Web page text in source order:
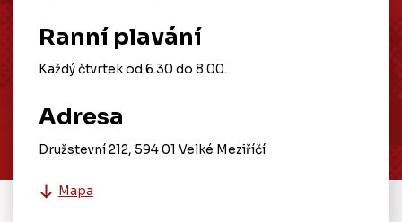
Ranní plavání
Každý čtvrtek od 6.30 do 8.00.
Adresa
Družstevní 212, 594 01 Velké Meziříčí
Mapa